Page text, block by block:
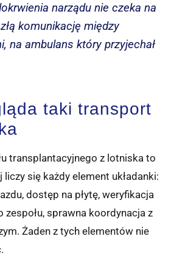
narządu nie czeka na
komunikację między
na ambulans który przyjechał
taki transport
transplantacyjnego z lotniska to
się każdy element układanki:
dostęp na płytę, weryfikacja
zespołu, sprawna koordynacja z
Żaden z tych elementów nie